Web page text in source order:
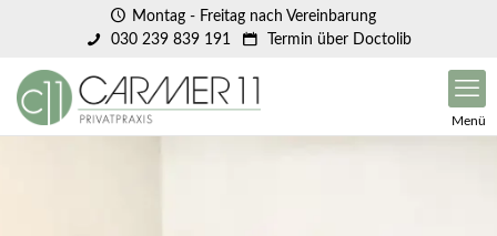
Montag - Freitag nach Vereinbarung
030 239 839 191
Termin über Doctolib
Menü